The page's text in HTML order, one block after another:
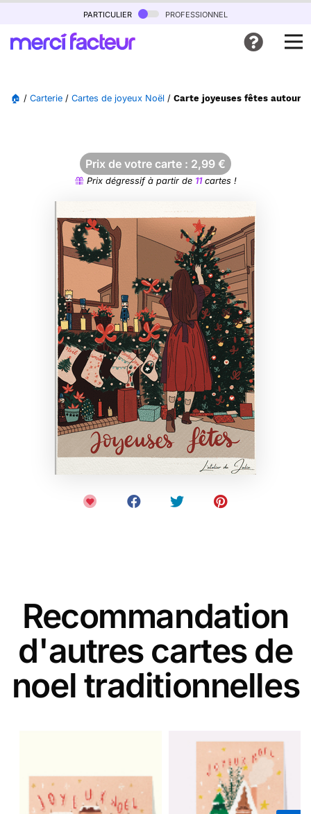
particulier professionnel
🏠 / Carterie / Cartes de joyeux Noël / Carte joyeuses fêtes autour
Prix de votre carte : 2,99 €
Prix dégressif à partir de 11cartes !
Recommandation
d'autres cartes de
noel traditionnelles